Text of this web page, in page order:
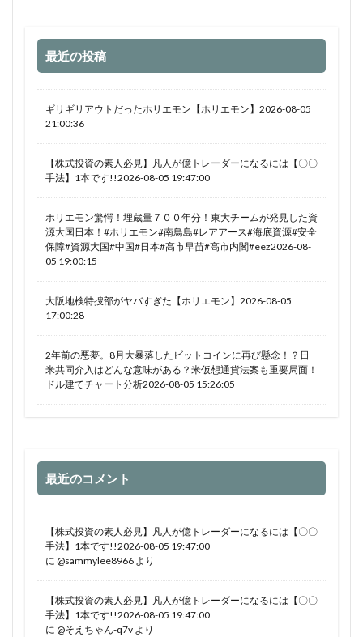
最近の投稿
ギリギリアウトだったホリエモン【ホリエモン】2026-08-05
21:00:36
【株式投資の素人必見】凡人が億トレーダーになるには【〇〇
手法】1本です!!2026-08-05 19:47:00
ホリエモン驚愕！埋蔵量７００年分！東大チームが発見した資
源大国日本！#ホリエモン#南鳥島#レアアース#海底資源#安全
保障#資源大国#中国#日本#高市早苗#高市内閣#eez2026-08-
05 19:00:15
大阪地検特捜部がヤバすぎた【ホリエモン】2026-08-05
17:00:28
2年前の悪夢。8月大暴落したビットコインに再び懸念！？日
米共同介入はどんな意味がある？米仮想通貨法案も重要局面！
ドル建てチャート分析2026-08-05 15:26:05
最近のコメント
【株式投資の素人必見】凡人が億トレーダーになるには【〇〇
手法】1本です!!2026-08-05 19:47:00
に @sammylee8966 より
【株式投資の素人必見】凡人が億トレーダーになるには【〇〇
手法】1本です!!2026-08-05 19:47:00
に @そえちゃん-q7v より